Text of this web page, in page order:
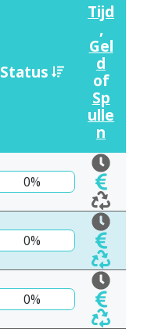
Status
Tijd
,
Gel
d
of
Sp
ulle
n
0%
0%
0%